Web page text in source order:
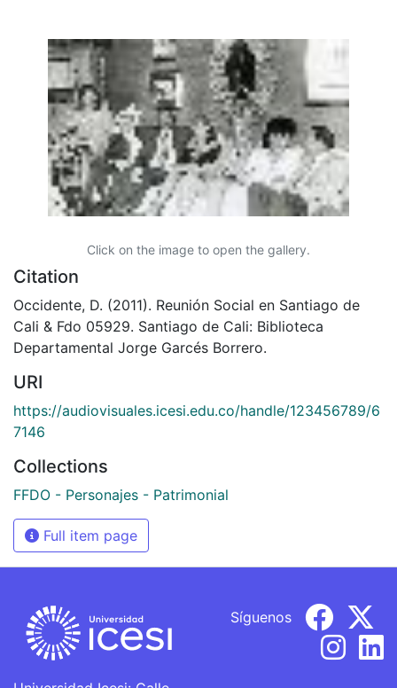
Click on the image to open the gallery.
Citation
Occidente, D. (2011). Reunión Social en Santiago de
Cali & Fdo 05929. Santiago de Cali: Biblioteca
Departamental Jorge Garcés Borrero.
URI
https://audiovisuales.icesi.edu.co/handle/123456789/6
7146
Collections
FFDO - Personajes - Patrimonial
Full item page
Síguenos